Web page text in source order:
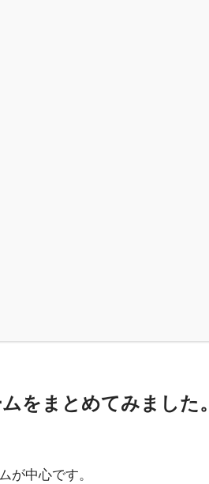
をまとめてみました。
が中心です。